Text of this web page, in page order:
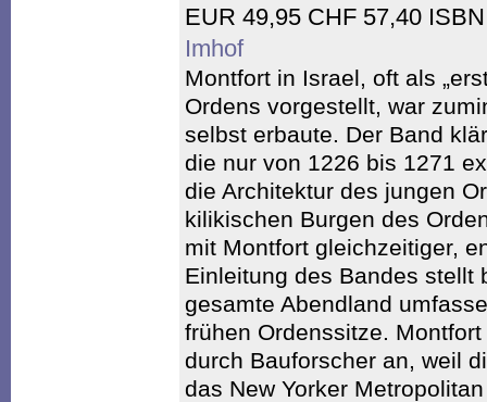
EUR 49,95 CHF 57,40
Imhof
Montfort in Israel, oft als
Ordens vorgestellt, war
selbst erbaute. Der Band
die nur von 1226 bis 1271
die Architektur des jungen
kilikischen Burgen des
mit Montfort gleichzeitiger,
Einleitung des Bandes stellt
gesamte Abendland
frühen Ordenssitze.
durch Bauforscher an, weil
das New Yorker